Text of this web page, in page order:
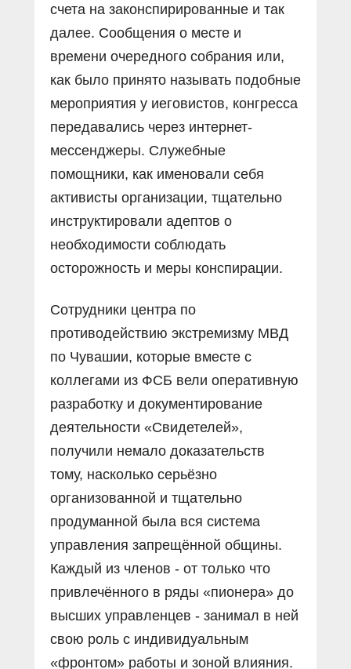
счета на законспирированные и так
далее. Сообщения о месте и
времени очередного собрания или,
как было принято называть подобные
мероприятия у иеговистов, конгресса
передавались через интернет-
мессенджеры. Служебные
помощники, как именовали себя
активисты организации, тщательно
инструктировали адептов о
необходимости соблюдать
осторожность и меры конспирации.
Сотрудники центра по
противодействию экстремизму МВД
по Чувашии, которые вместе с
коллегами из ФСБ вели оперативную
разработку и документирование
деятельности «Свидетелей»,
получили немало доказательств
тому, насколько серьёзно
организованной и тщательно
продуманной была вся система
управления запрещённой общины.
Каждый из членов - от только что
привлечённого в ряды «пионера» до
высших управленцев - занимал в ней
свою роль с индивидуальным
«фронтом» работы и зоной влияния.